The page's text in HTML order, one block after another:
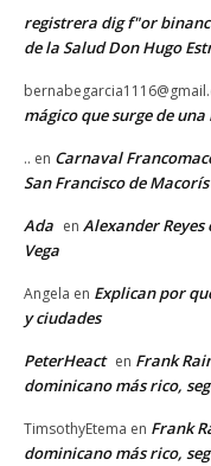
registrera dig f"or
de la Salud Don Hugo
mágico que surge de
.. en Carnaval
San Francisco de Macorís
Ada en Alexander
Vega
Angela en Explican por
y ciudades
PeterHeact en Frank
dominicano más rico,
TimsothyEtema en Frank
dominicano más rico,